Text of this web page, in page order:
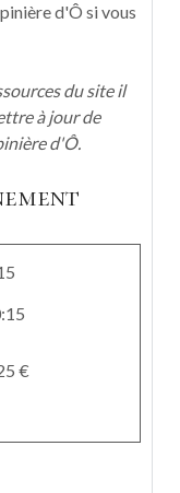
d'Ô si vous
du site il
à jour de
d'Ô.
€